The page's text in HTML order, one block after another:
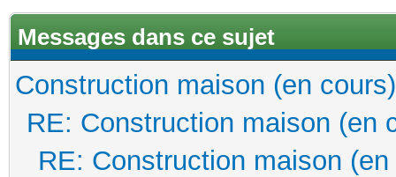
Messages dans ce sujet
Construction maison (en cours)
RE: Construction maison (en
RE: Construction maison